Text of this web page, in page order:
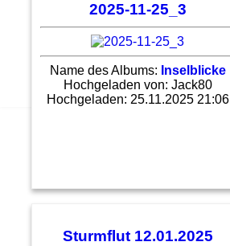
2025-11-25_3
Name des Albums: Inselblicke
Hochgeladen von: Jack80
Hochgeladen: 25.11.2025 21:06
Sturmflut 12.01.2025